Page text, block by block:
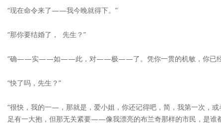
“现在命令来了——我今晚就得下。”
“那你要结婚了， 先生？”
“确——实——如——此，对——极——了。凭你一贯的机敏，你已经
“快了吗，先生？”
“很快，我的一—，那就是，爱小姐，你还记得吧，简，我第一次，
足有一大抱，但那无关紧要——像我漂亮的布兰奇那样的市民，是谁